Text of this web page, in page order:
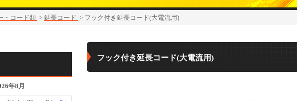
・コード類 > 延長コード > フック付き延長コード(大電流用)
年8月
フック付き延長コード(大電流用)